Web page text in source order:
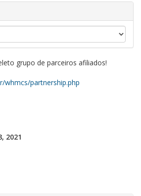
grupo de parceiros afiliados!
whmcs/partnership.php
2021